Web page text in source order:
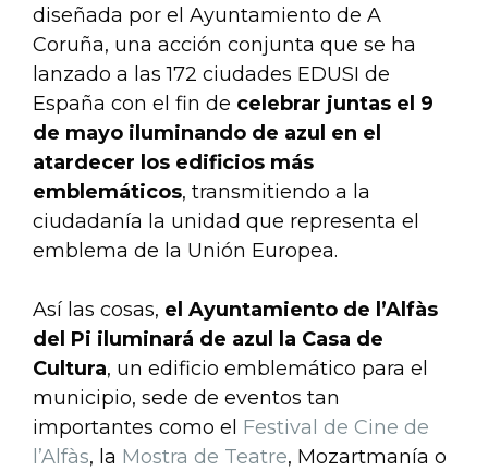
diseñada por el Ayuntamiento de A
Coruña, una acción conjunta que se ha
lanzado a las 172 ciudades EDUSI de
España con el fin de celebrar juntas el 9
de mayo iluminando de azul en el
atardecer los edificios más
emblemáticos, transmitiendo a la
ciudadanía la unidad que representa el
emblema de la Unión Europea.
Así las cosas, el Ayuntamiento de l’Alfàs
del Pi iluminará de azul la Casa de
Cultura, un edificio emblemático para el
municipio, sede de eventos tan
importantes como el Festival de Cine de
l’Alfàs, la Mostra de Teatre, Mozartmanía o